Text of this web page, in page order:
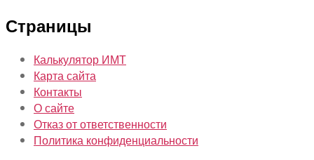
Страницы
Калькулятор ИМТ
Карта сайта
Контакты
О сайте
Отказ от ответственности
Политика конфиденциальности